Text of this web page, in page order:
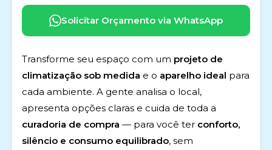
Solicitar Orçamento via WhatsApp
Transforme seu espaço com um projeto de
climatização sob medida e o aparelho ideal para
cada ambiente. A gente analisa o local,
apresenta opções claras e cuida de toda a
curadoria de compra — para você ter conforto,
silêncio e consumo equilibrado, sem